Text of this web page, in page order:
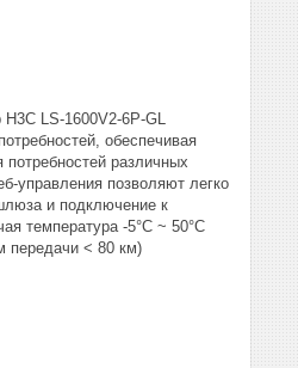
LS-1600V2-6P-GL
обеспечивая
различных
управления позволяют легко
и подключение к
температура -5°C ~ 50°C
передачи < 80 км)